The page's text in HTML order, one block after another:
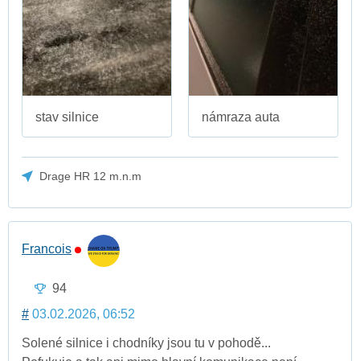
stav silnice námraza auta
Drage HR 12 m.n.m
Francois
94
# 03.02.2026, 06:52
Solené silnice i chodníky jsou tu v pohodě...